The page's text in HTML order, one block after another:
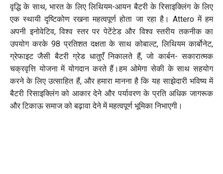
वृद्धि के साथ, भारत के लिए लिथियम-आयन बैटरी के रिसाइक्लिंग के लिए
एक स्थायी दृष्टिकोण रखना महत्वपूर्ण होता जा रहा है। Attero में हम
अपनी इनोवेटिव, विश्व स्तर पर पेटेंटेड और विश्व स्तरीय तकनीक का
उपयोग करके 98 प्रतिशत दक्षता के साथ कोबाल्ट, लिथियम कार्बोनेट,
ग्रेफाइट जैसी बैटरी ग्रेड धातुएँ निकालते हैं, जो कार्बन- सकारात्मक
चक्रवृत्ति योजना में योगदान करते हैं।हम ओमेगा सेकी के साथ सहयोग
करने के लिए उत्साहित हैं, और हमारा मानना ​​है कि यह साझेदारी भविष्य में
बैटरी रिसाइक्लिंग को आकार देने और पर्यावरण के प्रति अधिक जागरूक
और टिकाऊ समाज को बढ़ावा देने में महत्वपूर्ण भूमिका निभाएगी।